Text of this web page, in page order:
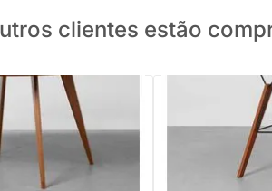
clientes estão
Redonda Louro
Mesa De Jantar